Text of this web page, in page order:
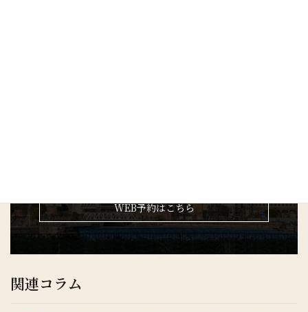
WEB予約はこちら
関連コラム